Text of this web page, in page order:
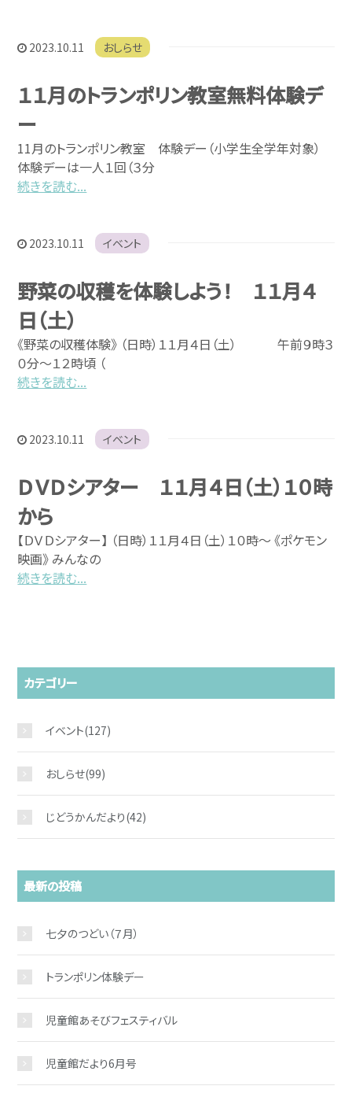
お問い合わせ
2023.10.11 おしらせ
１１月のトランポリン教室無料体験デ
ー
11月のトランポリン教室 体験デー（小学生全学年対象）
体験デーは一人１回（３分
続きを読む...
2023.10.11 イベント
野菜の収穫を体験しよう！ １１月４
日（土）
《野菜の収穫体験》 （日時）１１月４日（土） 午前９時３
０分～１２時頃 （
続きを読む...
2023.10.11 イベント
ＤＶＤシアター １１月４日（土）１０時
から
【ＤＶＤシアター】 （日時）１１月４日（土）１０時～ 《ポケモン
映画》 みんなの
続きを読む...
カテゴリー
イベント(127)
おしらせ(99)
じどうかんだより(42)
最新の投稿
七夕のつどい（７月）
トランポリン体験デー
児童館あそびフェスティバル
児童館だより6月号